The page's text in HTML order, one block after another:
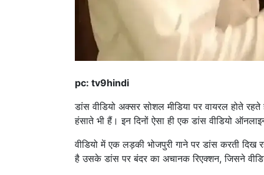
pc: tv9hindi
डांस वीडियो अक्सर सोशल मीडिया पर वायरल होते
हंसाते भी हैं। इन दिनों ऐसा ही एक डांस वीडियो
वीडियो में एक लड़की भोजपुरी गाने पर डांस करती
है उसके डांस पर बंदर का अचानक रिएक्शन, जिसने